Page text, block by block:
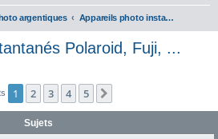
argentiques Appareils photo instantanés Polaroid, Fuji, ...
Polaroid, Fuji, ...
1 2 3 4 5
Sujets